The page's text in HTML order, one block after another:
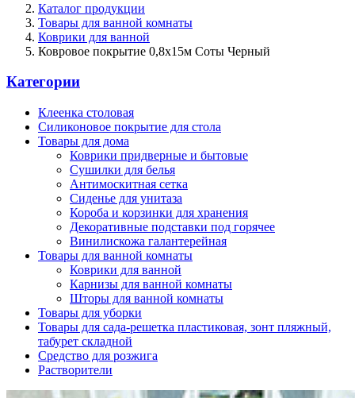
Каталог продукции
Товары для ванной комнаты
Коврики для ванной
Ковровое покрытие 0,8х15м Соты Черный
Категории
Клеенка столовая
Силиконовое покрытие для стола
Товары для дома
Коврики придверные и бытовые
Сушилки для белья
Антимоскитная сетка
Сиденье для унитаза
Короба и корзинки для хранения
Декоративные подставки под горячее
Винилискожа галантерейная
Товары для ванной комнаты
Коврики для ванной
Карнизы для ванной комнаты
Шторы для ванной комнаты
Товары для уборки
Товары для сада-решетка пластиковая, зонт пляжный,
табурет складной
Средство для розжига
Растворители